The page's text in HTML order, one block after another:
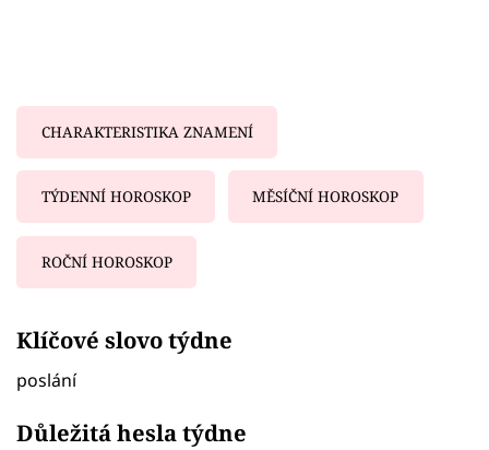
CHARAKTERISTIKA ZNAMENÍ
TÝDENNÍ HOROSKOP MĚSÍČNÍ HOROSKOP
ROČNÍ HOROSKOP
Klíčové slovo týdne
poslání
Důležitá hesla týdne